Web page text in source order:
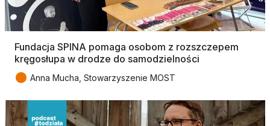
Fundacja SPINA pomaga osobom z rozszczepem
kręgosłupa w drodze do samodzielności
● Anna Mucha, Stowarzyszenie MOST